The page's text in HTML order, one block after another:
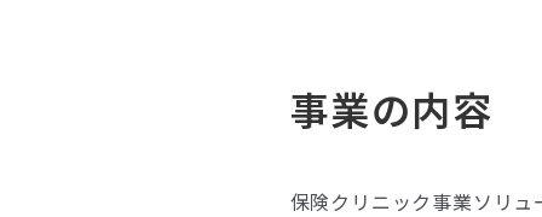
事業の内容
保険クリニック事業ソリュ